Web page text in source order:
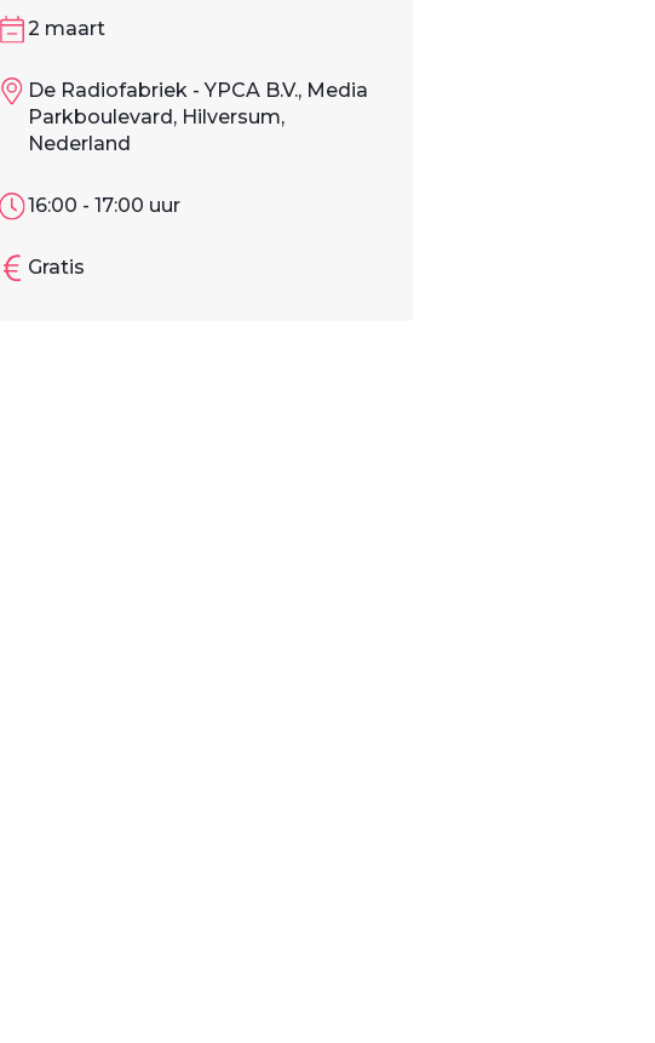
2 maart
De Radiofabriek - YPCA B.V., Media
Parkboulevard, Hilversum,
Nederland
16:00 - 17:00 uur
Gratis